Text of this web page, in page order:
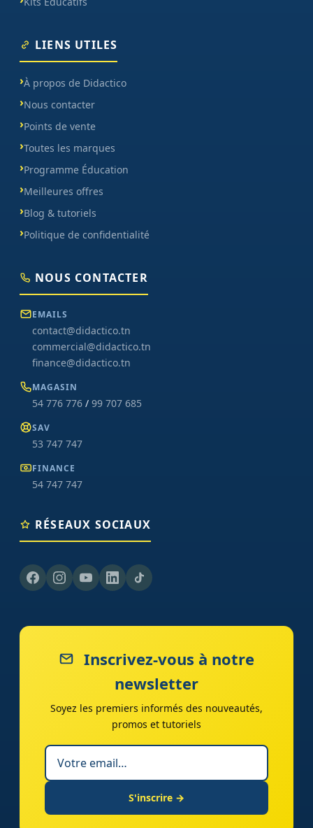
LIENS UTILES
À propos de Didactico
Nous contacter
Points de vente
Toutes les marques
Programme Éducation
Meilleures offres
Blog & tutoriels
Politique de confidentialité
NOUS CONTACTER
EMAILS
contact@didactico.tn
commercial@didactico.tn
finance@didactico.tn
MAGASIN
54 776 776 / 99 707 685
SAV
53 747 747
FINANCE
54 747 747
RÉSEAUX SOCIAUX
Inscrivez-vous à notre
newsletter
Soyez les premiers informés des nouveautés,
promos et tutoriels
S'inscrire →